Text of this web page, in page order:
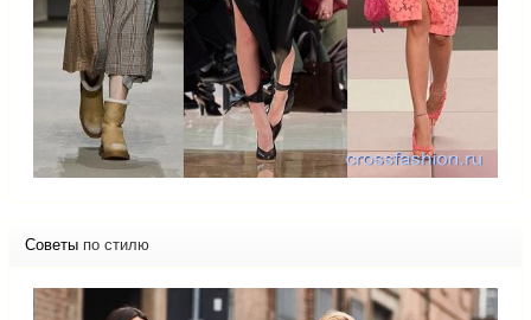
Советы по стилю